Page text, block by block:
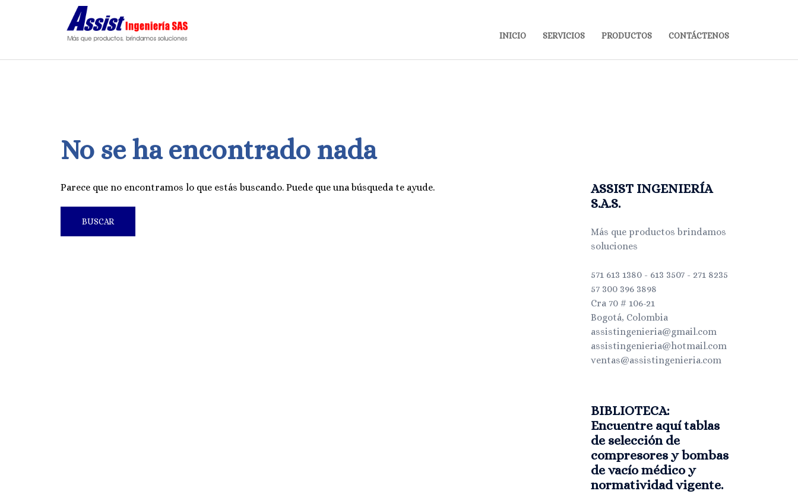
INICIO SERVICIOS PRODUCTOS CONTÁCTENOS
No se ha encontrado nada
Parece que no encontramos lo que estás buscando. Puede que una búsqueda te ayude.
ASSIST INGENIERÍA
S.A.S.
Más que productos brindamos
soluciones
571 613 1380 - 613 3507 - 271 8235
57 300 396 3898
Cra 70 # 106-21
Bogotá, Colombia
assistingenieria@gmail.com
assistingenieria@hotmail.com
ventas@assistingenieria.com
BIBLIOTECA:
Encuentre aquí tablas
de selección de
compresores y bombas
de vacío médico y
normatividad vigente.